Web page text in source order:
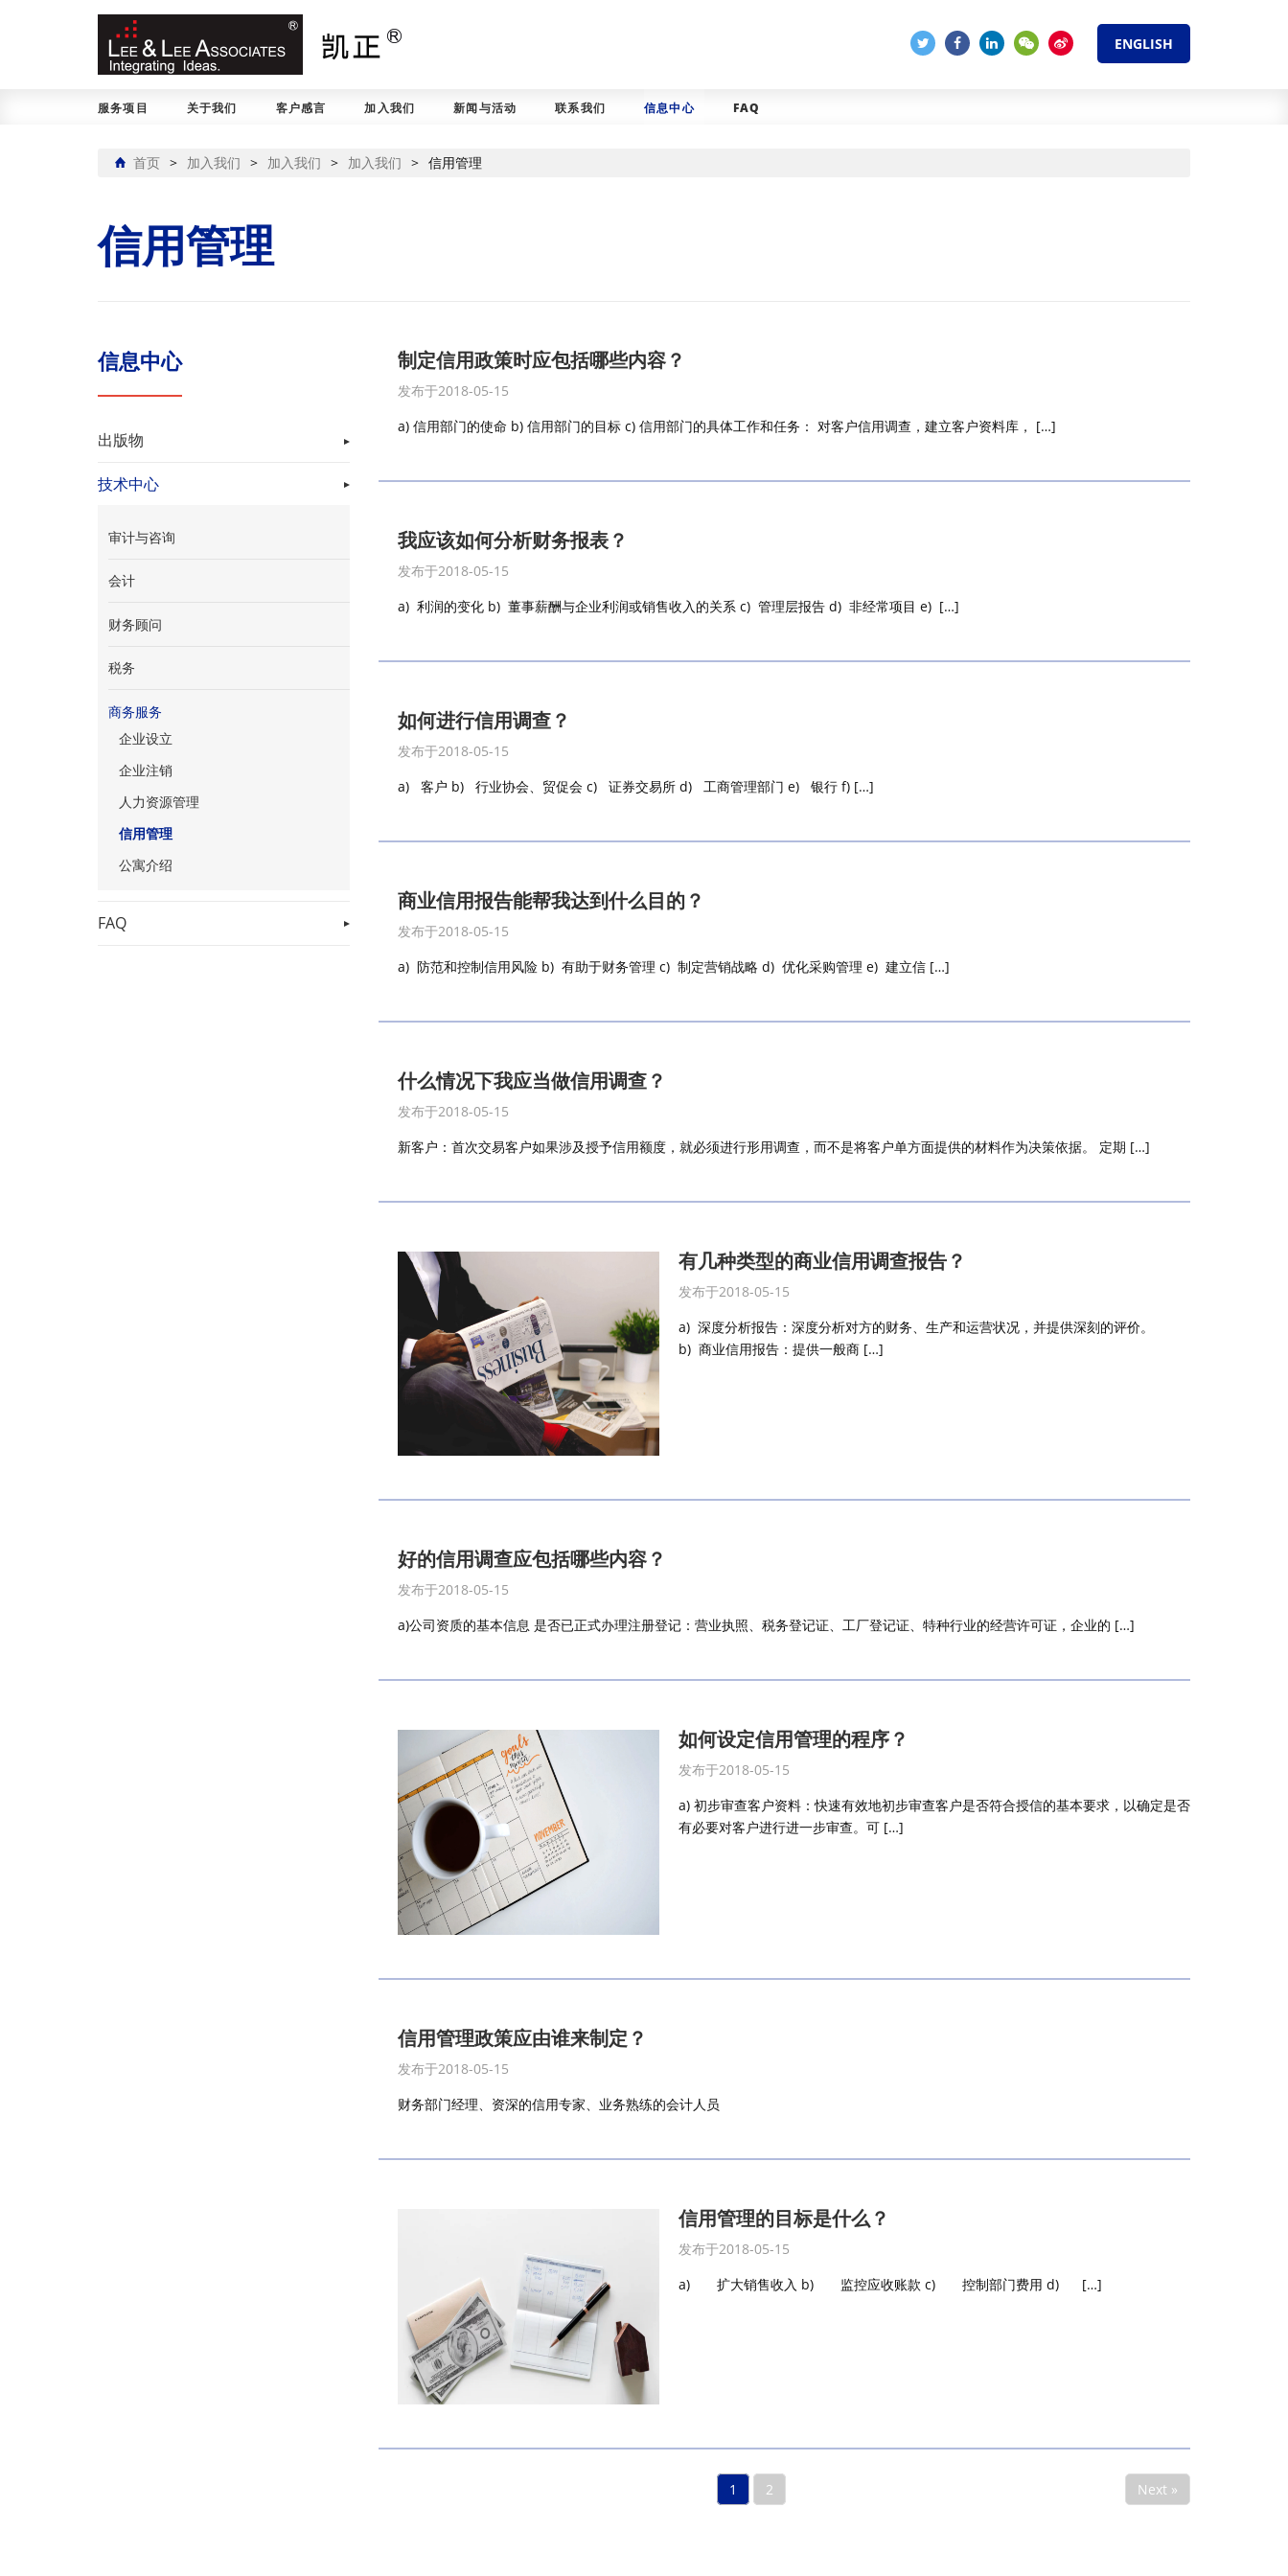
ENGLISH
服务项目 关于我们 客户感言 加入我们 新闻与活动 联系我们 信息中心 FAQ
首页 > 加入我们 > 加入我们 > 加入我们 > 信用管理
信用管理
信息中心
出版物
技术中心
审计与咨询
会计
财务顾问
税务
商务服务
企业设立
企业注销
人力资源管理
信用管理
公寓介绍
FAQ
制定信用政策时应包括哪些内容？
发布于2018-05-15
a) 信用部门的使命 b) 信用部门的目标 c) 信用部门的具体工作和任务： 对客户信用调查，建立客户资料库， […]
我应该如何分析财务报表？
发布于2018-05-15
a) 利润的变化 b) 董事薪酬与企业利润或销售收入的关系 c) 管理层报告 d) 非经常项目 e) […]
如何进行信用调查？
发布于2018-05-15
a) 客户 b) 行业协会、贸促会 c) 证券交易所 d) 工商管理部门 e) 银行 f) […]
商业信用报告能帮我达到什么目的？
发布于2018-05-15
a) 防范和控制信用风险 b) 有助于财务管理 c) 制定营销战略 d) 优化采购管理 e) 建立信 […]
什么情况下我应当做信用调查？
发布于2018-05-15
新客户：首次交易客户如果涉及授予信用额度，就必须进行形用调查，而不是将客户单方面提供的材料作为决策依据。 定期 […]
有几种类型的商业信用调查报告？
发布于2018-05-15
a) 深度分析报告：深度分析对方的财务、生产和运营状况，并提供深刻的评价。
b) 商业信用报告：提供一般商 […]
好的信用调查应包括哪些内容？
发布于2018-05-15
a)公司资质的基本信息 是否已正式办理注册登记：营业执照、税务登记证、工厂登记证、特种行业的经营许可证，企业的 […]
如何设定信用管理的程序？
发布于2018-05-15
a) 初步审查客户资料：快速有效地初步审查客户是否符合授信的基本要求，以确定是否
有必要对客户进行进一步审查。可 […]
信用管理政策应由谁来制定？
发布于2018-05-15
财务部门经理、资深的信用专家、业务熟练的会计人员
信用管理的目标是什么？
发布于2018-05-15
a) 扩大销售收入 b) 监控应收账款 c) 控制部门费用 d) […]
1 2 Next »